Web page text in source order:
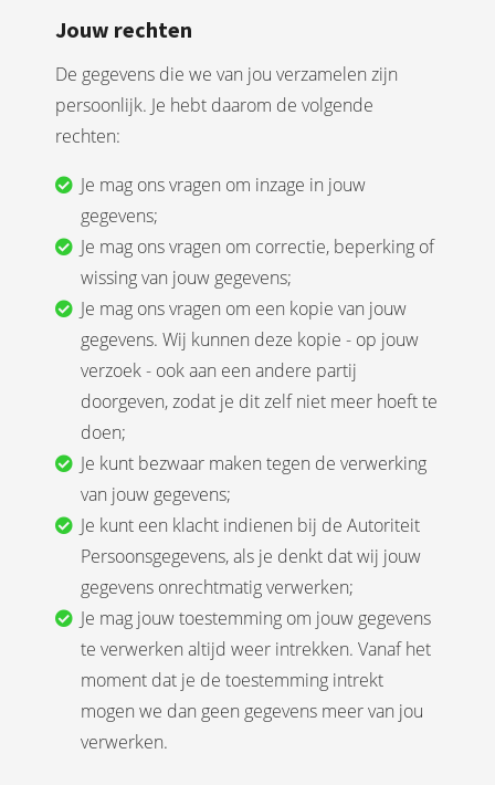
Jouw rechten
De gegevens die we van jou verzamelen zijn
persoonlijk. Je hebt daarom de volgende
rechten:
Je mag ons vragen om inzage in jouw
gegevens;
Je mag ons vragen om correctie, beperking of
wissing van jouw gegevens;
Je mag ons vragen om een kopie van jouw
gegevens. Wij kunnen deze kopie - op jouw
verzoek - ook aan een andere partij
doorgeven, zodat je dit zelf niet meer hoeft te
doen;
Je kunt bezwaar maken tegen de verwerking
van jouw gegevens;
Je kunt een klacht indienen bij de Autoriteit
Persoonsgegevens, als je denkt dat wij jouw
gegevens onrechtmatig verwerken;
Je mag jouw toestemming om jouw gegevens
te verwerken altijd weer intrekken. Vanaf het
moment dat je de toestemming intrekt
mogen we dan geen gegevens meer van jou
verwerken.